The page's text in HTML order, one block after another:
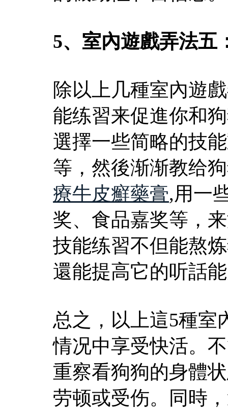
5、室內遊戲弄法五
除以上几種室內遊
能练習来促進你和
選擇一些简略的技
等，然後渐渐教给
療牛皮癬藥膏,用一
奖、食品嘉奖等，
技能练習不但能熬
還能提高它的听話
总之，以上這5種室
情况中享受快活。
重察看狗狗的身體
劳顿或受伤。同時